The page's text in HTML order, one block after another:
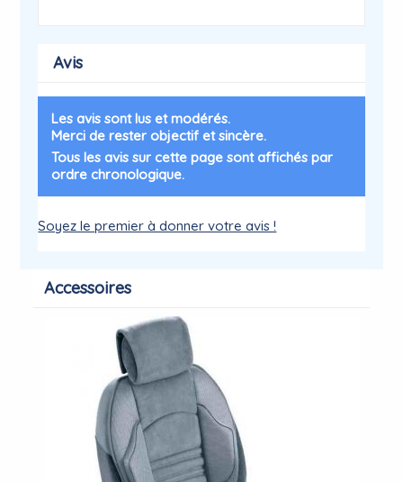
Avis
Les avis sont lus et modérés.
Merci de rester objectif et sincère.
Tous les avis sur cette page sont affichés par
ordre chronologique.
Soyez le premier à donner votre avis !
Accessoires